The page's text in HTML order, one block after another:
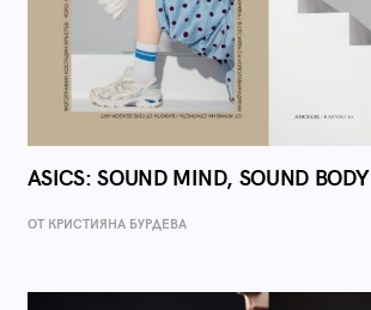
ASICS: SOUND MIND, SOUND BODY
ОТ КРИСТИЯНА БУРДЕВА